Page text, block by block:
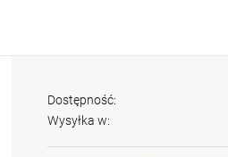
Dostępność:
Wysyłka w: